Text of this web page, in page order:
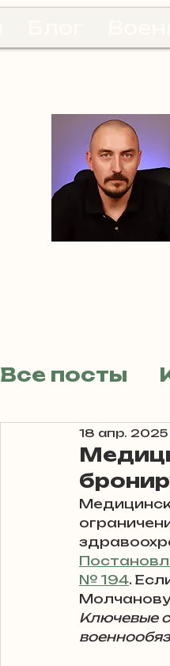
Все посты
Нужен
Развод:
Обзор
Как
18 апр. 2025
№ 194.
Ключевые